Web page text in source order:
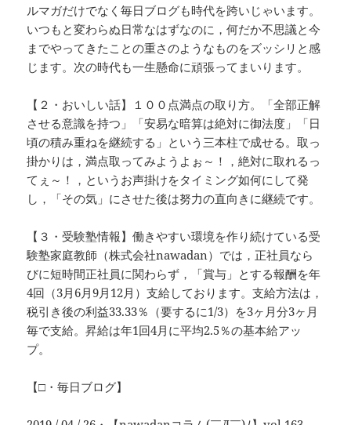
ルマガだけでなく毎日ブログも時代を跨いじゃいます。
いつもと変わらぬ日常なはずなのに，何だか不思議と今
までやってきたことの重さのようなものをズッシリと感
じます。次の時代も一生懸命に頑張ってまいります。
【２・おいしい話】１００点満点の取り方。「全部正解
させる意識を持つ」「安易な暗算は絶対に御法度」「日
頃の積み重ねを継続する」という三本柱で成せる。取っ
掛かりは，満点取ってみようよぉ～！，絶対に取れるっ
てぇ～！，というお声掛けをタイミング如何にして発
し，「その気」にさせた後は努力の直向きに継続です。
【３・受験塾情報】働きやすい環境を作り続けている受
験塾家庭教師（株式会社nawadan）では，正社員なら
びに短時間正社員に関わらず，「賞与」とする報酬を年
4回（3月6月9月12月）支給しております。支給方法は，
税引き後の利益33.33％（要するに1/3）を3ヶ月分3ヶ月
毎で支給。昇給は年1回4月に平均2.5％の基本給アッ
プ。
【□・毎日ブログ】